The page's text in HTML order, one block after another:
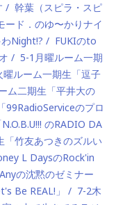
幹葉（スピラ・スピ
ード．のゆ〜かりナイ
Night!?
FUKIのto
5-1月曜ルーム一期
曜ルーム一期生「逗子
ム二期生「平井大の
99RadioServiceのプロ
のRADIO DA
「竹友あつきのズルい
L DaysのRock'in
の沈黙のゼミナー
Be REAL!」
7-2木